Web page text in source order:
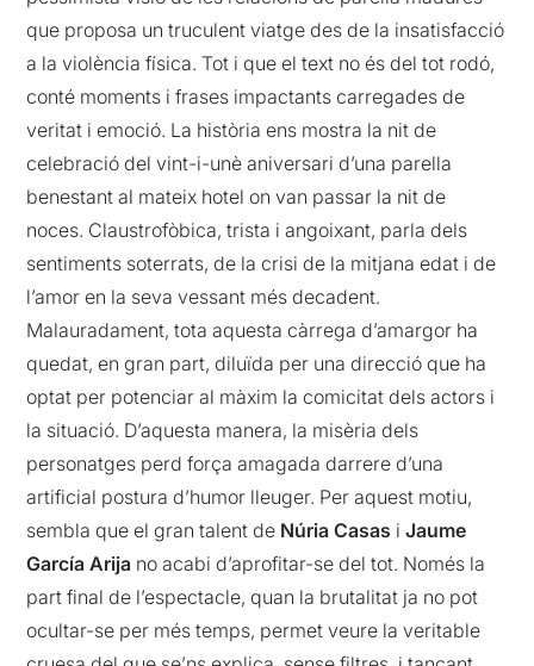
que proposa un truculent viatge des de la insatisfacció
a la violència física. Tot i que el text no és del tot rodó,
conté moments i frases impactants carregades de
veritat i emoció. La història ens mostra la nit de
celebració del vint-i-unè aniversari d’una parella
benestant al mateix hotel on van passar la nit de
noces. Claustrofòbica, trista i angoixant, parla dels
sentiments soterrats, de la crisi de la mitjana edat i de
l’amor en la seva vessant més decadent.
Malauradament, tota aquesta càrrega d’amargor ha
quedat, en gran part, diluïda per una direcció que ha
optat per potenciar al màxim la comicitat dels actors i
la situació. D’aquesta manera, la misèria dels
personatges perd força amagada darrere d’una
artificial postura d’humor lleuger. Per aquest motiu,
sembla que el gran talent de Núria Casas iJaume
García Arija no acabi d’aprofitar-se del tot. Només la
part final de l’espectacle, quan la brutalitat ja no pot
ocultar-se per més temps, permet veure la veritable